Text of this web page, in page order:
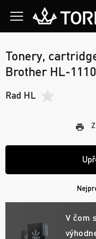
Tonery,
Brother HL-
Rad HL
V čom